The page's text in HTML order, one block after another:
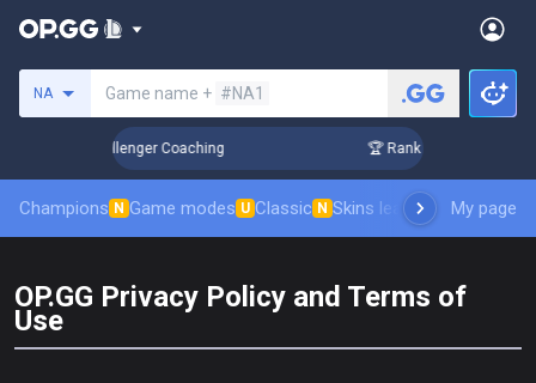
NA Game name + #NA1
in 3 Days! Challenger Coaching 🏆 Rank Up in 3 Days!
Champions N Game modes U Classic N Skins leaderboardMy page
OP.GG Privacy Policy and Terms of
Use